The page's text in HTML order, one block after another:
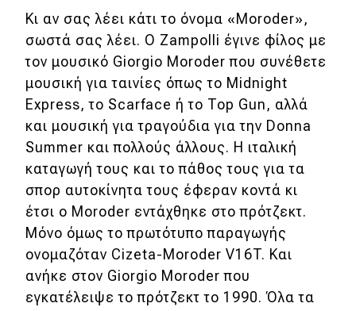
Κι αν σας λέει κάτι το όνομα «Moroder»,
σωστά σας λέει. Ο Zampolli έγινε φίλος με
τον μουσικό Giorgio Moroder που συνέθετε
μουσική για ταινίες όπως το Midnight
Express, το Scarface ή το Top Gun, αλλά
και μουσική για τραγούδια για την Donna
Summer και πολλούς άλλους. Η ιταλική
καταγωγή τους και το πάθος τους για τα
σπορ αυτοκίνητα τους έφεραν κοντά κι
έτσι ο Moroder εντάχθηκε στο πρότζεκτ.
Μόνο όμως το πρωτότυπο παραγωγής
ονομαζόταν Cizeta-Moroder V16T. Και
ανήκε στον Giorgio Moroder που
εγκατέλειψε το πρότζεκτ το 1990. Όλα τα